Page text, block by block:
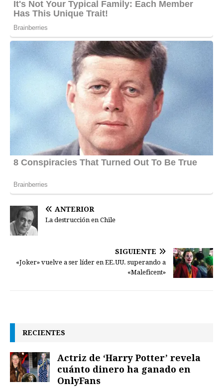
ANTERIOR
La destrucción en Chile
SIGUIENTE
«Joker» vuelve a ser líder en EE.UU. superando a
«Maleficent»
RECIENTES
Actriz de ‘Harry Potter’ revela
cuánto dinero ha ganado en
OnlyFans